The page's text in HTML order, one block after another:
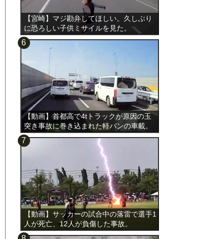
【宮崎】マジ勘弁してほしい。久しぶり
に恐ろしい子供ミサイルを見た。
【動画】首都高で4tトラックが原因の玉
突き事故に巻き込まれた軽バンの車載。
【動画】サッカーの試合中の落雷で選手1
人が死亡、12人が負傷した事故。